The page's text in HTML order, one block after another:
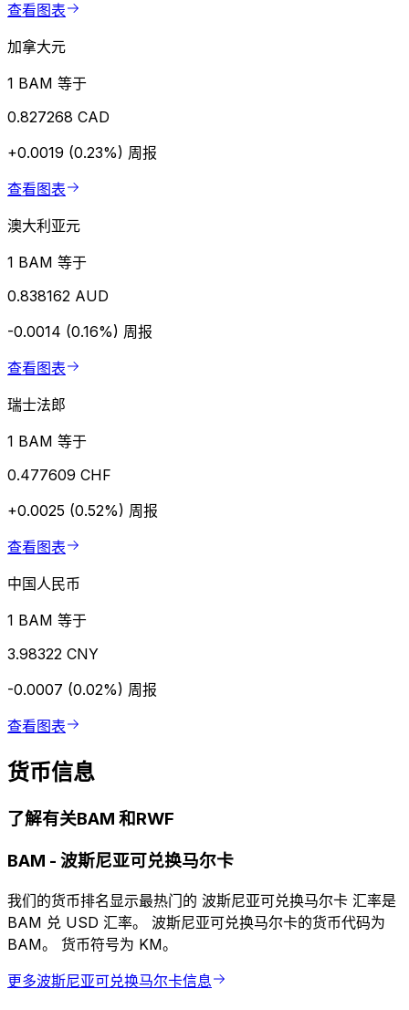
查看图表
加拿大元
1 BAM 等于
0.827268 CAD
+0.0019 (0.23%) 周报
查看图表
澳大利亚元
1 BAM 等于
0.838162 AUD
-0.0014 (0.16%) 周报
查看图表
瑞士法郎
1 BAM 等于
0.477609 CHF
+0.0025 (0.52%) 周报
查看图表
中国人民币
1 BAM 等于
3.98322 CNY
-0.0007 (0.02%) 周报
查看图表
货币信息
了解有关BAM 和RWF
BAM - 波斯尼亚可兑换马尔卡
我们的货币排名显示最热门的 波斯尼亚可兑换马尔卡 汇率是
BAM 兑 USD 汇率。 波斯尼亚可兑换马尔卡的货币代码为
BAM。 货币符号为 KM。
更多波斯尼亚可兑换马尔卡信息